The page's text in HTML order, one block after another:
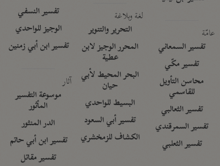
عامّة
تفسير السمعاني
تفسير مكّي
محاسن التأويل
للقاسمي
تفسير الثعالبي
تفسير السمرقندي
تفسير الثعلبي
لغة وبلاغة
التحرير والتنوير
المحرر الوجيز لابن
عطية
البحر المحيط لأبي
حيان
البسيط للواحدي
تفسير أبي السعود
الكشاف للزمخشري
تفسير النسفي
الوجيز للواحدي
تفسير ابن أبي زمنين
آثار
موسوعة التفسير
المأثور
الدر المنثور
تفسير ابن أبي حاتم
تفسير مقاتل